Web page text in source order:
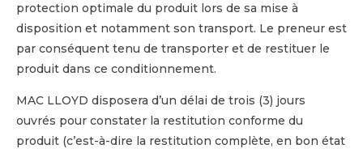
protection optimale du produit lors de sa mise à
disposition et notamment son transport. Le preneur est
par conséquent tenu de transporter et de restituer le
produit dans ce conditionnement.
MAC LLOYD disposera d’un délai de trois (3) jours
ouvrés pour constater la restitution conforme du
produit (c’est-à-dire la restitution complète, en bon état